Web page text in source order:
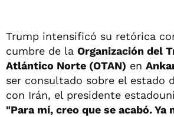
Trump intensificó su retórica
cumbre de la Organización del
Atlántico Norte (OTAN) en
ser consultado sobre el estado
con Irán, el presidente
"Para mí, creo que se acabó.